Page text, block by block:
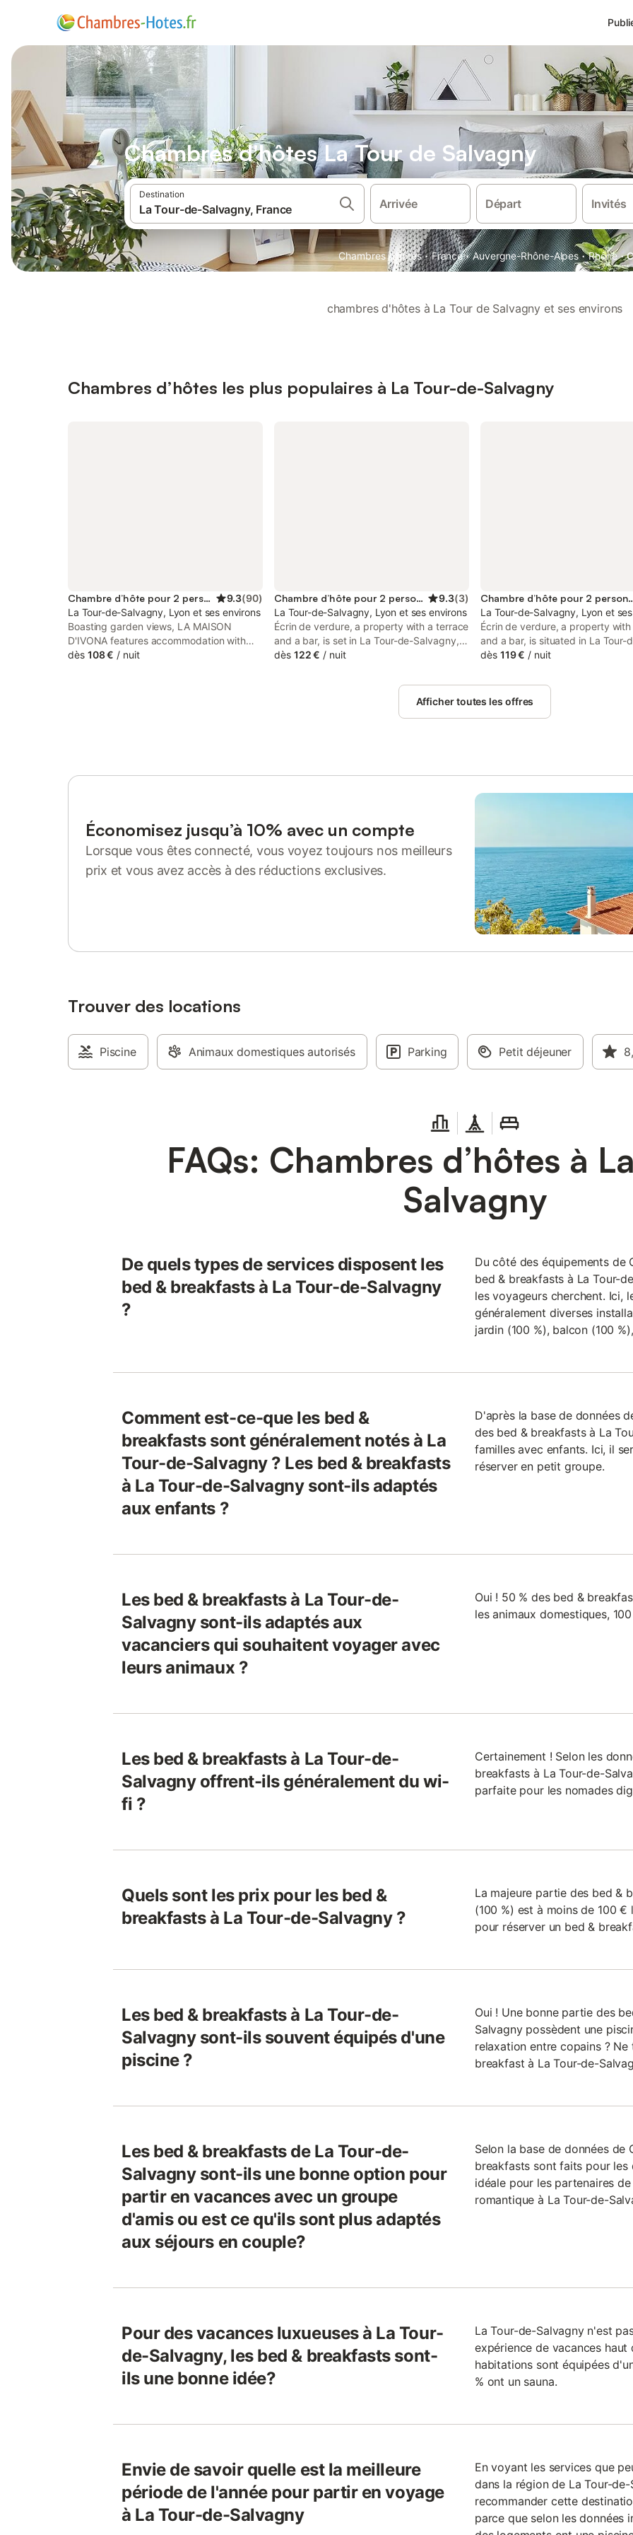
Chambres d'hôtes La Tour de Salvagny
Destination
Arrivée Départ Invités
Chambres d'hôtes · France · Auvergne-Rhône-Alpes · Rhône ·
chambres d'hôtes à La Tour de Salvagny et ses environs
Chambres d’hôtes les plus populaires à La Tour-de-Salvagny
Chambre d’hôte pour 2 personnes 9.3(90)
La Tour-de-Salvagny, Lyon et ses environs
Boasting garden views, LA MAISON
D'IVONA features accommodation with
terrace, around 12 km from Fourviere
dès 108 € / nuit
Chambre d’hôte pour 2 personnes 9.3(3)
La Tour-de-Salvagny, Lyon et ses environs
Écrin de verdure, a property with a terrace
and a bar, is set in La Tour-de-Salvagny,
14 km from Basilica of Notre-Dame de
Cinéma, as well as 15 km from Lyon
dès 122 € / nuit
Chambre d’hôte
La Tour-de-Salvagny, Lyon et
Écrin de verdure, a property
and a bar, is situated in La Tour-
Salvagny, 14 km from Basilica of
Miniature et Cinéma, as well as
Lyon Perrache Train Station.
dès 119 € / nuit
Afficher toutes les offres
Économisez jusqu’à 10% avec un compte
Lorsque vous êtes connecté, vous voyez toujours nos meilleurs
prix et vous avez accès à des réductions exclusives.
Trouver des locations
Piscine Animaux domestiques autorisés Parking Petit déjeuner
FAQs: Chambres d’hôtes à
Salvagny
De quels types de services disposent les
bed & breakfasts à La Tour-de-Salvagny
?
Du côté des équipements de
bed & breakfasts à La Tour-
les voyageurs cherchent. Ici,
généralement diverses
jardin (100 %), balcon (100
Comment est-ce-que les bed &
breakfasts sont généralement notés à La
Tour-de-Salvagny ? Les bed & breakfasts
à La Tour-de-Salvagny sont-ils adaptés
aux enfants ?
D'après la base de données
des bed & breakfasts à La
familles avec enfants. Ici, il
réserver en petit groupe.
Les bed & breakfasts à La Tour-de-
Salvagny sont-ils adaptés aux
vacanciers qui souhaitent voyager avec
leurs animaux ?
Oui ! 50 % des bed &
les animaux domestiques,
Les bed & breakfasts à La Tour-de-
Salvagny offrent-ils généralement du wi-
fi ?
Certainement ! Selon les
breakfasts à La Tour-de-
parfaite pour les nomades
Quels sont les prix pour les bed &
breakfasts à La Tour-de-Salvagny ?
La majeure partie des bed &
(100 %) est à moins de 100
pour réserver un bed &
Les bed & breakfasts à La Tour-de-
Salvagny sont-ils souvent équipés d'une
piscine ?
Oui ! Une bonne partie des
Salvagny possèdent une
relaxation entre copains ?
breakfast à La Tour-de-
Les bed & breakfasts de La Tour-de-
Salvagny sont-ils une bonne option pour
partir en vacances avec un groupe
d'amis ou est ce qu'ils sont plus adaptés
aux séjours en couple?
Selon la base de données de
breakfasts sont faits pour
idéale pour les partenaires
romantique à La Tour-de-
Pour des vacances luxueuses à La Tour-
de-Salvagny, les bed & breakfasts sont-
ils une bonne idée?
La Tour-de-Salvagny n'est
expérience de vacances haut
habitations sont équipées
% ont un sauna.
Envie de savoir quelle est la meilleure
période de l'année pour partir en voyage
à La Tour-de-Salvagny
En voyant les services que
dans la région de La Tour-
recommander cette
parce que selon les données